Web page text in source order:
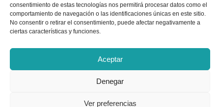
consentimiento de estas tecnologías nos permitirá procesar datos como el
comportamiento de navegación o las identificaciones únicas en este sitio.
No consentir o retirar el consentimiento, puede afectar negativamente a
ciertas características y funciones.
Aceptar
Denegar
Ver preferencias